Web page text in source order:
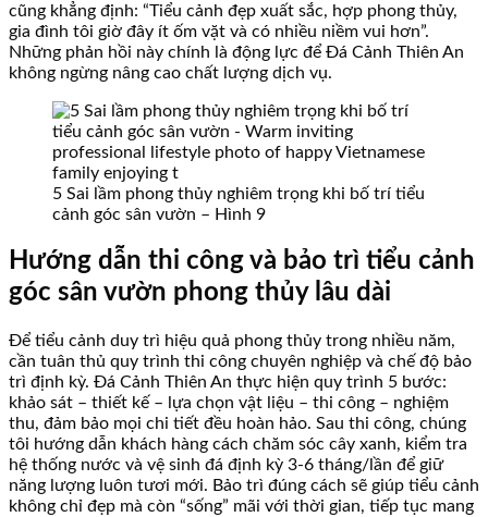
cũng khẳng định: “Tiểu cảnh đẹp xuất sắc, hợp phong thủy,
gia đình tôi giờ đây ít ốm vặt và có nhiều niềm vui hơn”.
Những phản hồi này chính là động lực để Đá Cảnh Thiên An
không ngừng nâng cao chất lượng dịch vụ.
5 Sai lầm phong thủy nghiêm trọng khi bố trí tiểu
cảnh góc sân vườn – Hình 9
Hướng dẫn thi công và bảo trì tiểu cảnh
góc sân vườn phong thủy lâu dài
Để tiểu cảnh duy trì hiệu quả phong thủy trong nhiều năm,
cần tuân thủ quy trình thi công chuyên nghiệp và chế độ bảo
trì định kỳ. Đá Cảnh Thiên An thực hiện quy trình 5 bước:
khảo sát – thiết kế – lựa chọn vật liệu – thi công – nghiệm
thu, đảm bảo mọi chi tiết đều hoàn hảo. Sau thi công, chúng
tôi hướng dẫn khách hàng cách chăm sóc cây xanh, kiểm tra
hệ thống nước và vệ sinh đá định kỳ 3-6 tháng/lần để giữ
năng lượng luôn tươi mới. Bảo trì đúng cách sẽ giúp tiểu cảnh
không chỉ đẹp mà còn “sống” mãi với thời gian, tiếp tục mang